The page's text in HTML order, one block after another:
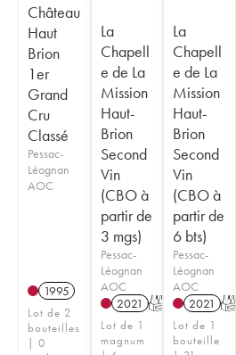
Château
Haut
Brion
1er
Grand
Cru
Classé
Pessac-
Léognan
AOC
1995
Lot de 2
bouteilles
| 0
La
Chapell
e de La
Mission
Haut-
Brion
Second
Vin
(CBO à
partir de
3 mgs)
Pessac-
Léognan
AOC
2021 T
Lot de 1
magnum
La
Chapell
e de La
Mission
Haut-
Brion
Second
Vin
(CBO à
partir de
6 bts)
Pessac-
Léognan
AOC
2021 T
Lot de 1
bouteille